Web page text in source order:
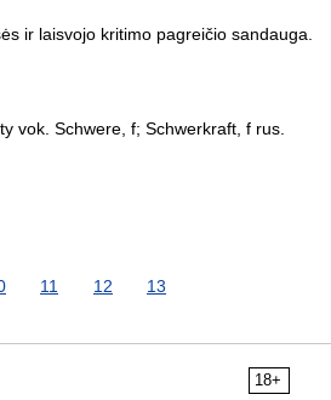
ir laisvojo kritimo pagreičio sandauga.
vok. Schwere, f; Schwerkraft, f rus.
11 12 13
18+